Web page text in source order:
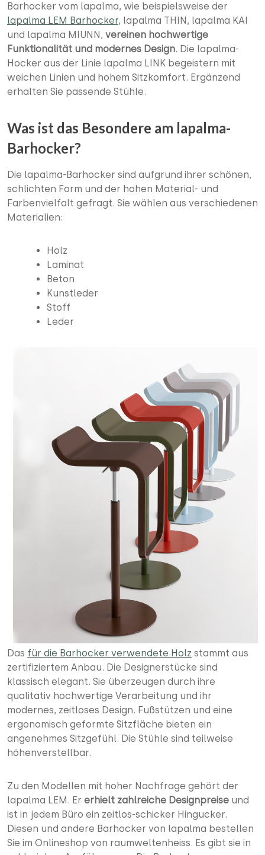
Barhocker vom lapalma, wie beispielsweise der
lapalma LEM Barhocker, lapalma THIN, lapalma KAI
und lapalma MIUNN, vereinen hochwertige
Funktionalität und modernes Design. Die lapalma-
Hocker aus der Linie lapalma LINK begeistern mit
weichen Linien und hohem Sitzkomfort. Ergänzend
erhalten Sie passende Stühle.
Was ist das Besondere am lapalma-
Barhocker?
Die lapalma-Barhocker sind aufgrund ihrer schönen,
schlichten Form und der hohen Material- und
Farbenvielfalt gefragt. Sie wählen aus verschiedenen
Materialien:
Holz
Laminat
Beton
Kunstleder
Stoff
Leder
Das für die Barhocker verwendete Holz stammt aus
zertifiziertem Anbau. Die Designerstücke sind
klassisch elegant. Sie überzeugen durch ihre
qualitativ hochwertige Verarbeitung und ihr
modernes, zeitloses Design. Fußstützen und eine
ergonomisch geformte Sitzfläche bieten ein
angenehmes Sitzgefühl. Die Stühle sind teilweise
höhenverstellbar.
Zu den Modellen mit hoher Nachfrage gehört der
lapalma LEM. Er erhielt zahlreiche Designpreise und
ist in jedem Büro ein zeitlos-schicker Hingucker.
Diesen und andere Barhocker von lapalma bestellen
Sie im Onlineshop von raumweltenheiss. Es gibt sie in